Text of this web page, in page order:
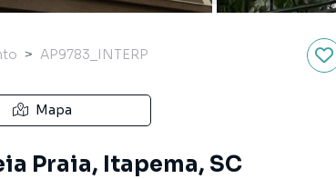
AP9783_INTERP
Mapa
Praia, Itapema, SC